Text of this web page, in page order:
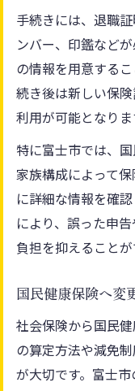
手続きには、退職
ンバー、印鑑など
の情報を用意する
続き後は新しい保
利用が可能となりま
特に富士市では、
家族構成によって
に詳細な情報を確
により、誤った申
負担を抑えることが
国民健康保険へ変
社会保険から国民
の算定方法や減免
が大切です。富士